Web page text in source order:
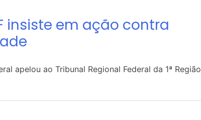
insiste em ação contra
apelou ao Tribunal Regional Federal da 1ª Região